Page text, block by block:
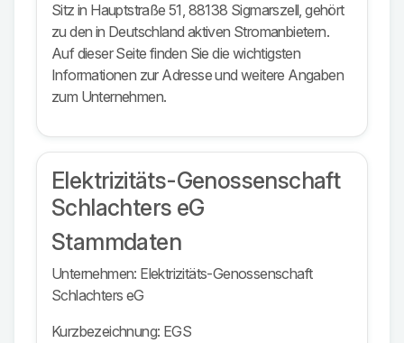
Sitz in Hauptstraße 51, 88138 Sigmarszell, gehört
zu den in Deutschland aktiven Stromanbietern.
Auf dieser Seite finden Sie die wichtigsten
Informationen zur Adresse und weitere Angaben
zum Unternehmen.
Elektrizitäts-Genossenschaft
Schlachters eG
Stammdaten
Unternehmen: Elektrizitäts-Genossenschaft
Schlachters eG
Kurzbezeichnung: EGS